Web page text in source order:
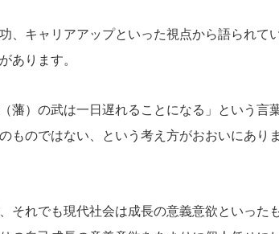
、キャリアアップといった視点から語られて
あります。
藩）の武は一日遅れることになる」という言
ものではない、という考え方がおおいにあり
それでも現代社会は成長の意義意欲といった